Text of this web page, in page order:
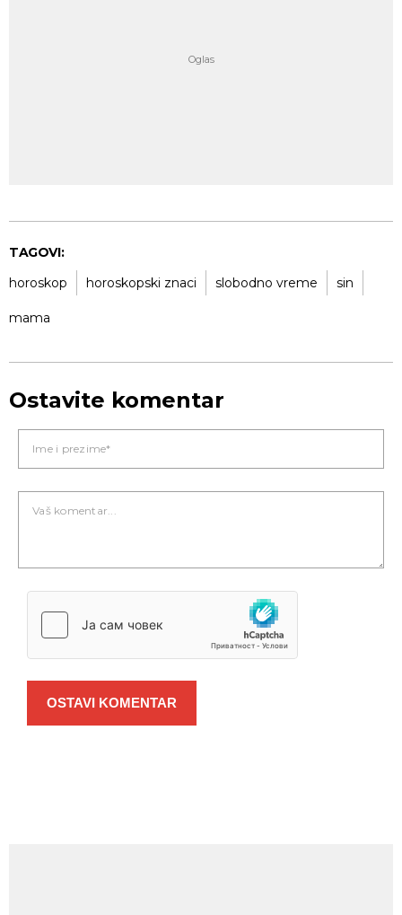
TAGOVI:
horoskop
horoskopski znaci slobodno vreme sin
mama
Ostavite komentar
OSTAVI KOMENTAR